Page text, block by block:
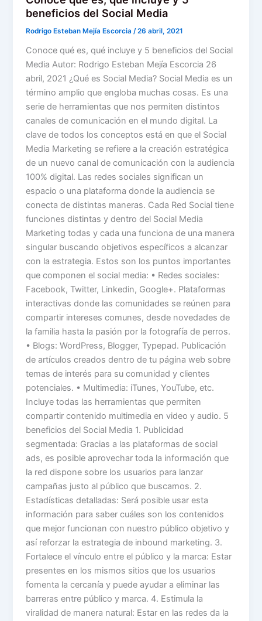
beneficios del Social Media
Rodrigo Esteban Mejía Escorcia/26 abril, 2021
Conoce qué es, qué incluye y 5 beneficios del Social
Media Autor: Rodrigo Esteban Mejía Escorcia 26
abril, 2021 ¿Qué es Social Media? Social Media es un
término amplio que engloba muchas cosas. Es una
serie de herramientas que nos permiten distintos
canales de comunicación en el mundo digital. La
clave de todos los conceptos está en que el Social
Media Marketing se refiere a la creación estratégica
de un nuevo canal de comunicación con la audiencia
100% digital. Las redes sociales significan un
espacio o una plataforma donde la audiencia se
conecta de distintas maneras. Cada Red Social tiene
funciones distintas y dentro del Social Media
Marketing todas y cada una funciona de una manera
singular buscando objetivos específicos a alcanzar
con la estrategia. Estos son los puntos importantes
que componen el social media: • Redes sociales:
Facebook, Twitter, Linkedin, Google+. Plataformas
interactivas donde las comunidades se reúnen para
compartir intereses comunes, desde novedades de
la familia hasta la pasión por la fotografía de perros.
• Blogs: WordPress, Blogger, Typepad. Publicación
de artículos creados dentro de tu página web sobre
temas de interés para su comunidad y clientes
potenciales. • Multimedia: iTunes, YouTube, etc.
Incluye todas las herramientas que permiten
compartir contenido multimedia en video y audio. 5
beneficios del Social Media 1. Publicidad
segmentada: Gracias a las plataformas de social
ads, es posible aprovechar toda la información que
la red dispone sobre los usuarios para lanzar
campañas justo al público que buscamos. 2.
Estadísticas detalladas: Será posible usar esta
información para saber cuáles son los contenidos
que mejor funcionan con nuestro público objetivo y
así reforzar la estrategia de inbound marketing. 3.
Fortalece el vínculo entre el público y la marca: Estar
presentes en los mismos sitios que los usuarios
fomenta la cercanía y puede ayudar a eliminar las
barreras entre público y marca. 4. Estimula la
viralidad de manera natural: Estar en las redes da la